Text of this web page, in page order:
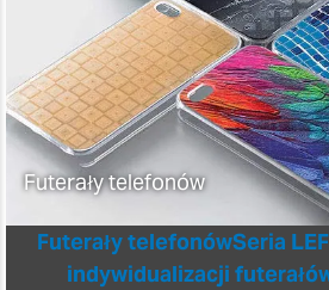
Futerały telefonów
Futerały telefonówSeria
indywidualizacji